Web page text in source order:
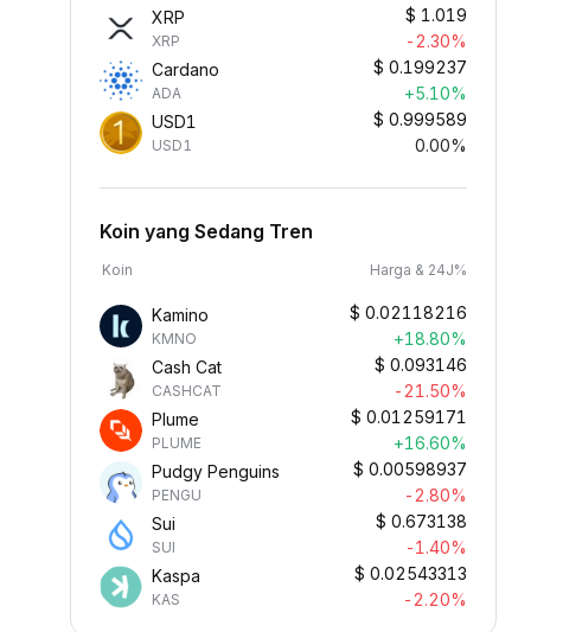
XRP
XRP
$ 1.019
-2.30%
Cardano
ADA
$ 0.199237
+5.10%
USD1
USD1
$ 0.999589
0.00%
Koin yang Sedang Tren
Koin Harga & 24J%
Kamino
KMNO
$ 0.02118216
+18.80%
Cash Cat
CASHCAT
$ 0.093146
-21.50%
Plume
PLUME
$ 0.01259171
+16.60%
Pudgy Penguins
PENGU
$ 0.00598937
-2.80%
Sui
SUI
$ 0.673138
-1.40%
Kaspa
KAS
$ 0.02543313
-2.20%